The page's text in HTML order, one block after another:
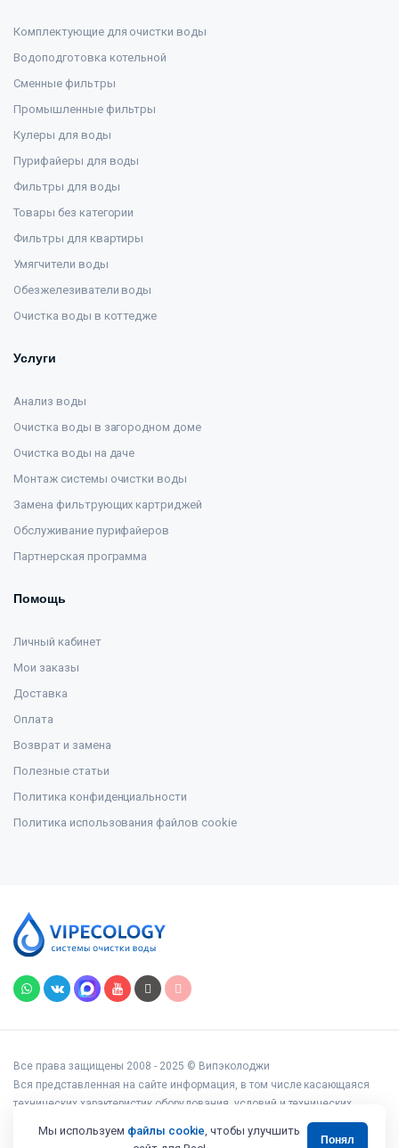
Комплектующие для очистки воды
Водоподготовка котельной
Сменные фильтры
Промышленные фильтры
Кулеры для воды
Пурифайеры для воды
Фильтры для воды
Товары без категории
Фильтры для квартиры
Умягчители воды
Обезжелезиватели воды
Очистка воды в коттедже
Услуги
Анализ воды
Очистка воды в загородном доме
Очистка воды на даче
Монтаж системы очистки воды
Замена фильтрующих картриджей
Обслуживание пурифайеров
Партнерская программа
Помощь
Личный кабинет
Мои заказы
Доставка
Оплата
Возврат и замена
Полезные статьи
Политика конфиденциальности
Политика использования файлов cookie
Все права защищены 2008 - 2025 © Випэколоджи
Вся представленная на сайте информация, в том числе касающаяся
технических характеристик оборудования, условий и технических
возможностей подключения, наличия на складе, стоимости товаров и
услуг, носит информационный характер и ни при каких условиях не
Мы используем файлы cookie, чтобы улучшить
Понял